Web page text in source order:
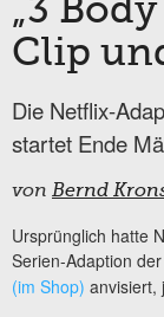
„3
Clip
Die Netflix-
startet Ende
von Bernd
Ursprünglich hatte
Serien-Adaption der
(im Shop) anvisiert,